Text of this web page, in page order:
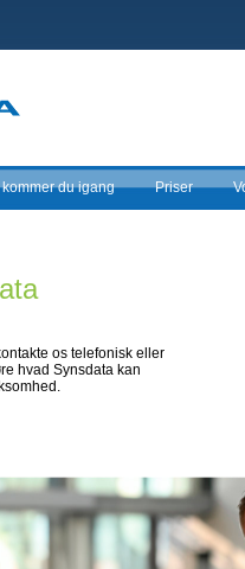
du igang Priser
os telefonisk eller
hvad Synsdata kan